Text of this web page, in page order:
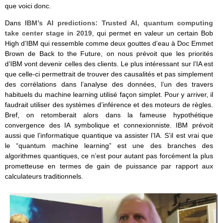
que voici donc.
Dans IBM’s AI predictions: Trusted AI, quantum computing
take center stage in 2019 , qui permet en valeur un certain Bob
High d’IBM qui ressemble comme deux gouttes d’eau à Doc Emmet
Brown de Back to the Future, on nous prévoit que les priorités
d’IBM vont devenir celles des clients. Le plus intéressant sur l’IA est
que celle-ci permettrait de trouver des causalités et pas simplement
des corrélations dans l’analyse des données, l’un des travers
habituels du machine learning utilisé façon simplet. Pour y arriver, il
faudrait utiliser des systèmes d’inférence et des moteurs de règles.
Bref, on retomberait alors dans la fameuse hypothétique
convergence des IA symbolique et connexionniste. IBM prévoit
aussi que l’informatique quantique va assister l’IA. S’il est vrai que
le “quantum machine learning” est une des branches des
algorithmes quantiques, ce n’est pour autant pas forcément la plus
prometteuse en termes de gain de puissance par rapport aux
calculateurs traditionnels.